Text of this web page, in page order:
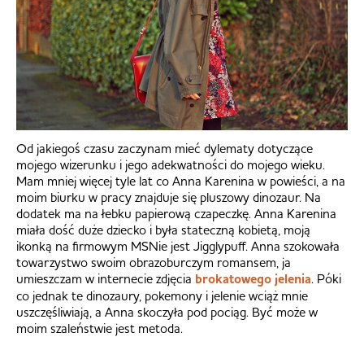
Od jakiegoś czasu zaczynam mieć dylematy dotyczące
mojego wizerunku i jego adekwatności do mojego wieku.
Mam mniej więcej tyle lat co Anna Karenina w powieści, a na
moim biurku w pracy znajduje się pluszowy dinozaur. Na
dodatek ma na łebku papierową czapeczkę. Anna Karenina
miała dość duże dziecko i była stateczną kobietą, moją
ikonką na firmowym MSNie jest Jigglypuff. Anna szokowała
towarzystwo swoim obrazoburczym romansem, ja
umieszczam w internecie zdjęcia brokatowego jelenia. Póki
co jednak te dinozaury, pokemony i jelenie wciąż mnie
uszczęśliwiają, a Anna skoczyła pod pociąg. Być może w
moim szaleństwie jest metoda.